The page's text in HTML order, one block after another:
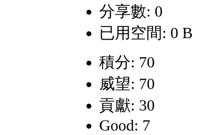
分享數: 0
已用空間: 0 B
積分: 70
威望: 70
貢獻: 30
Good: 7